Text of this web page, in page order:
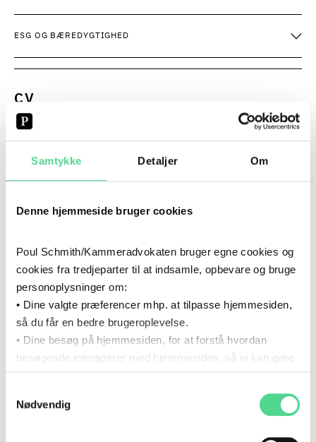
Samtykke Detaljer Om
Denne hjemmeside bruger cookies
Poul Schmith/Kammeradvokaten bruger egne cookies og
cookies fra tredjeparter til at indsamle, opbevare og bruge
personoplysninger om:
• Dine valgte præferencer mhp. at tilpasse hjemmesiden,
så du får en bedre brugeroplevelse.
• Dine besøg på hjemmesiden, for at forstå hvordan
besøgende interagerer med hjemmesiden, så vi kan gøre
Du kan til enhver tid tilbagekalde dit samtykke via det link,
som du finder i bunden af hjemmesiden.
Nødvendig
ESG OG BÆREDYGTIGHED
CV
2024–NU
KARRIERE
Cand.jur., Københavns Universitet
2023- 2024
KARRIERE